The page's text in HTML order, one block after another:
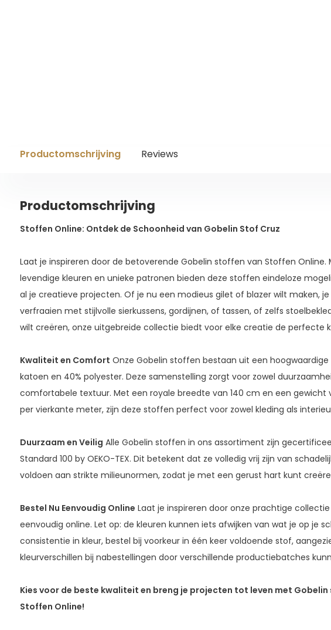
Productomschrijving Reviews
Productomschrijving
Stoffen Online: Ontdek de Schoonheid van Gobelin Stof Cruz
Laat je inspireren door de betoverende Gobelin stoffen van Stoffen Online.
levendige kleuren en unieke patronen bieden deze stoffen eindeloze
al je creatieve projecten. Of je nu een modieus gilet of blazer wilt maken,
verfraaien met stijlvolle sierkussens, gordijnen, of tassen, of zelfs
wilt creëren, onze uitgebreide collectie biedt voor elke creatie de perfecte
Kwaliteit en Comfort Onze Gobelin stoffen bestaan uit een hoogwaardige
katoen en 40% polyester. Deze samenstelling zorgt voor zowel
comfortabele textuur. Met een royale breedte van 140 cm en een gewicht
per vierkante meter, zijn deze stoffen perfect voor zowel kleding als
Duurzaam en Veilig Alle Gobelin stoffen in ons assortiment zijn
Standard 100 by OEKO-TEX. Dit betekent dat ze volledig vrij zijn van
voldoen aan strikte milieunormen, zodat je met een gerust hart kunt
Bestel Nu Eenvoudig Online Laat je inspireren door onze prachtige
eenvoudig online. Let op: de kleuren kunnen iets afwijken van wat je op je
consistentie in kleur, bestel bij voorkeur in één keer voldoende stof,
kleurverschillen bij nabestellingen door verschillende productiebatches
Kies voor de beste kwaliteit en breng je projecten tot leven met Gobelin
Stoffen Online!